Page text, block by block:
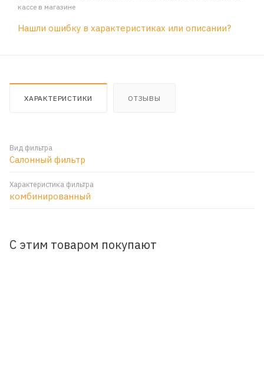
кассе в магазине
Нашли ошибку в характеристиках или описании?
ХАРАКТЕРИСТИКИ ОТЗЫВЫ
Вид фильтра
Салонный фильтр
Характеристика фильтра
комбинированный
С этим товаром покупают